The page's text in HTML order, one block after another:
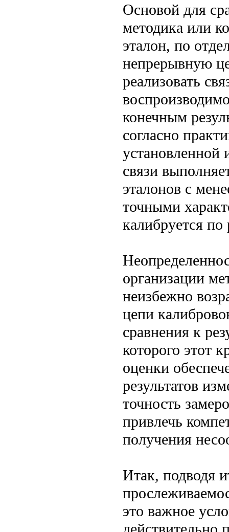
Основой для
методика или
эталон, по
непрерывную
реализовать
конечным
согласно
установленной
связи
эталонов с
точными
калибруется по
организации
неизбежно
цепи
сравнения к
которого этот
оценки
результатов
точность
привлечь
получения
Итак, подводя
это важное